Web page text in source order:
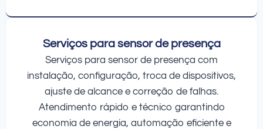
Serviços para sensor de presença
Serviços para sensor de presença com
instalação, configuração, troca de dispositivos,
ajuste de alcance e correção de falhas.
Atendimento rápido e técnico garantindo
economia de energia, automação eficiente e